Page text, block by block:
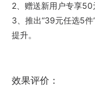
2、赠送新用户专享50
3、推出“39元任选5
提升。
效果评价：